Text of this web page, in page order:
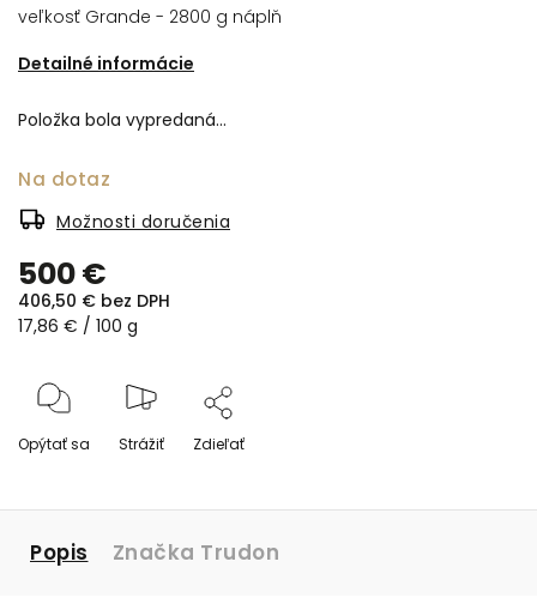
veľkosť Grande - 2800 g náplň
Detailné informácie
Položka bola vypredaná…
500 €
406,50 € bez DPH
17,86 € / 100 g
Na dotaz
Možnosti doručenia
Opýtať sa Strážiť Zdieľať
Popis Značka Trudon